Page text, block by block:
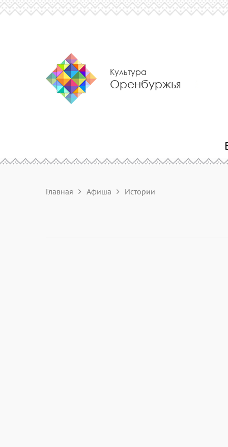
Культура
Оренбуржья
Главная Афиша Истории